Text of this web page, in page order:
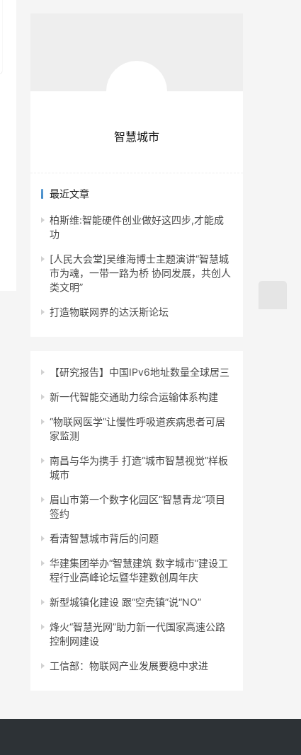
智慧城市
最近文章
柏斯维:智能硬件创业做好这四步,才能成
功
[人民大会堂]吴维海博士主题演讲“智慧城
市为魂，一带一路为桥 协同发展，共创人
类文明”
打造物联网界的达沃斯论坛
【研究报告】中国IPv6地址数量全球居三
新一代智能交通助力综合运输体系构建
“物联网医学”让慢性呼吸道疾病患者可居
家监测
南昌与华为携手 打造“城市智慧视觉”样板
城市
眉山市第一个数字化园区“智慧青龙”项目
签约
看清智慧城市背后的问题
华建集团举办“智慧建筑 数字城市”建设工
程行业高峰论坛暨华建数创周年庆
新型城镇化建设 跟“空壳镇”说“NO”
烽火“智慧光网”助力新一代国家高速公路
控制网建设
工信部：物联网产业发展要稳中求进